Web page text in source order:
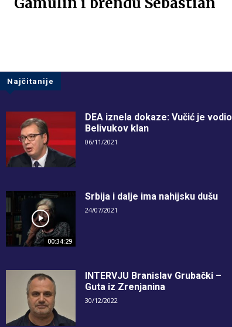
Najčitanije
DEA iznela dokaze: Vučić je vodio
Belivukov klan
06/11/2021
00:34:29
Srbija i dalje ima nahijsku dušu
24/07/2021
INTERVJU Branislav Grubački –
Guta iz Zrenjanina
30/12/2022